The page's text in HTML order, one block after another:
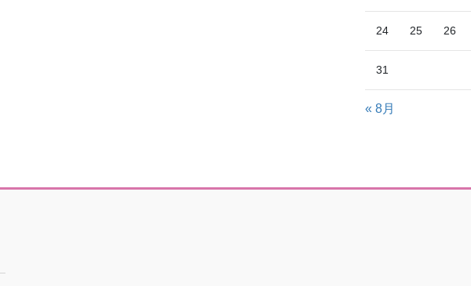
24 25 26
31
« 8月